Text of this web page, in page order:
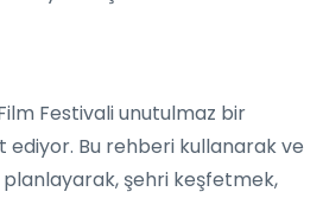
Festivali unutulmaz bir
ediyor. Bu rehberi kullanarak ve
şehri keşfetmek,